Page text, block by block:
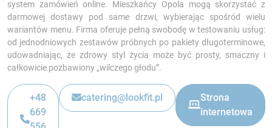
system zamówień online. Mieszkańcy Opola mogą skorzystać z
darmowej dostawy pod same drzwi, wybierając spośród wielu
wariantów menu. Firma oferuje pełną swobodę w testowaniu usług:
od jednodniowych zestawów próbnych po pakiety długoterminowe,
udowadniając, że zdrowy styl życia może być prosty, smaczny i
całkowicie pozbawiony „wilczego głodu”.
+48
‎669
catering@lookfit.pl
Strona
internetowa